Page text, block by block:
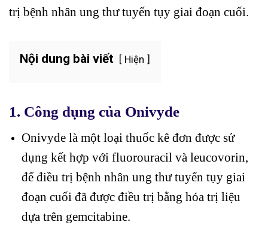
trị bệnh nhân ung thư tuyến tụy giai đoạn cuối.
Nội dung bài viết Hiện
1. Công dụng của Onivyde
Onivyde là một loại thuốc kê đơn được sử
dụng kết hợp với fluorouracil và leucovorin,
để điều trị bệnh nhân ung thư tuyến tụy giai
đoạn cuối đã được điều trị bằng hóa trị liệu
dựa trên gemcitabine.